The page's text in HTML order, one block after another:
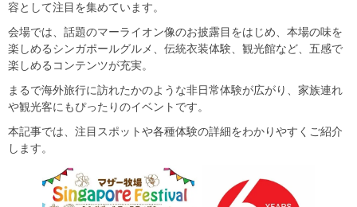
容として注目を集めています。
会場では、話題のマーライオン像のお披露目をはじめ、本場の味を
楽しめるシンガポールグルメ、伝統衣装体験、観光館など、五感で
楽しめるコンテンツが充実。
まるで海外旅行に訪れたかのような非日常体験が広がり、家族連れ
や観光客にもぴったりのイベントです。
本記事では、注目スポットや各種体験の詳細をわかりやすくご紹介
します。